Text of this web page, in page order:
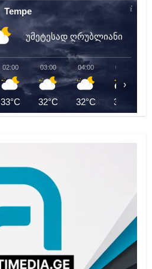
Tempe
უმეტესად ღრუბლიანი
02:00
33°C
03:00
32°C
04:00
32°C
05:00
31°C
›